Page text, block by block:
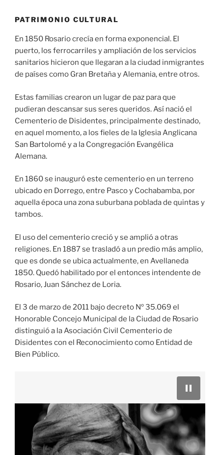
PATRIMONIO CULTURAL
En 1850 Rosario crecía en forma exponencial. El
puerto, los ferrocarriles y ampliación de los servicios
sanitarios hicieron que llegaran a la ciudad inmigrantes
de países como Gran Bretaña y Alemania, entre otros.
Estas familias crearon un lugar de paz para que
pudieran descansar sus seres queridos. Así nació el
Cementerio de Disidentes, principalmente destinado,
en aquel momento, a los fieles de la Iglesia Anglicana
San Bartolomé y a la Congregación Evangélica
Alemana.
En 1860 se inauguró este cementerio en un terreno
ubicado en Dorrego, entre Pasco y Cochabamba, por
aquella época una zona suburbana poblada de quintas y
tambos.
El uso del cementerio creció y se amplió a otras
religiones. En 1887 se trasladó a un predio más amplio,
que es donde se ubica actualmente, en Avellaneda
1850. Quedó habilitado por el entonces intendente de
Rosario, Juan Sánchez de Loria.
El 3 de marzo de 2011 bajo decreto Nº 35.069 el
Honorable Concejo Municipal de la Ciudad de Rosario
distinguió a la Asociación Civil Cementerio de
Disidentes con el Reconocimiento como Entidad de
Bien Público.